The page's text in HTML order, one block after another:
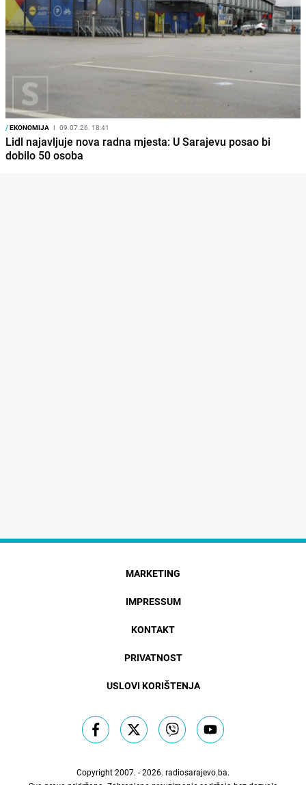
/EKONOMIJA I 09.07.26. 18:41
Lidl najavljuje nova radna mjesta: U Sarajevu posao bi
dobilo 50 osoba
MARKETING
IMPRESSUM
KONTAKT
PRIVATNOST
USLOVI KORIŠTENJA
Copyright 2007. - 2026. radiosarajevo.ba.